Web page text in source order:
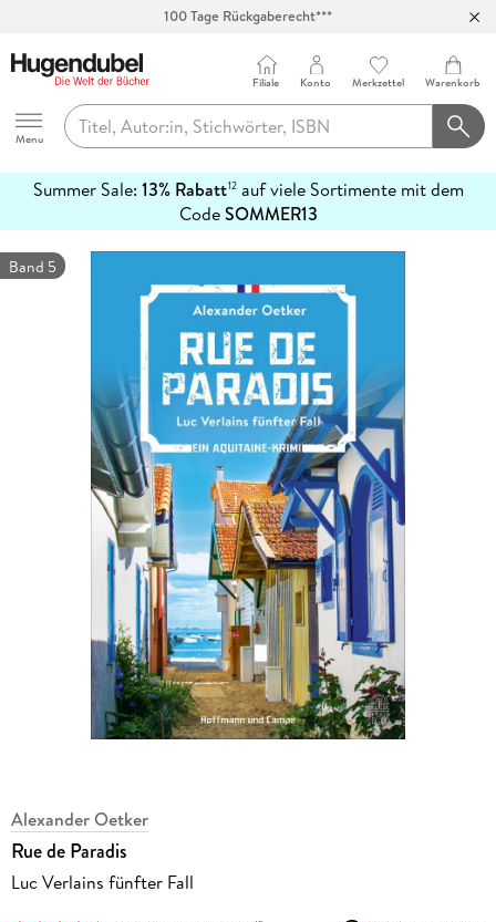
Hugendubel
Menu
Filiale Konto Merkzettel Warenkorb
Summer Sale: 13% Rabatt12auf viele Sortimente mit dem
CodeSOMMER13
erfahren
Band 5
Alexander Oetker
Rue de Paradis
Luc Verlains fünfter Fall